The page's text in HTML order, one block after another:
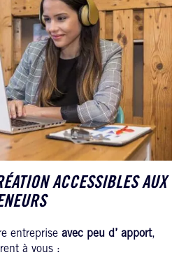
ACCESSIBLES AUX
entreprise avec peu d’ apport,
à vous :